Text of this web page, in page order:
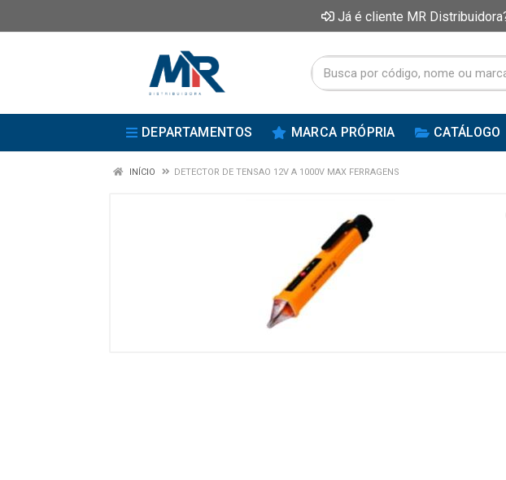
Já é cliente MR
DEPARTAMENTOS MARCA PRÓPRIA CATÁLOGO
INÍCIO DETECTOR DE TENSAO 12V A 1000V MAX FERRAGENS